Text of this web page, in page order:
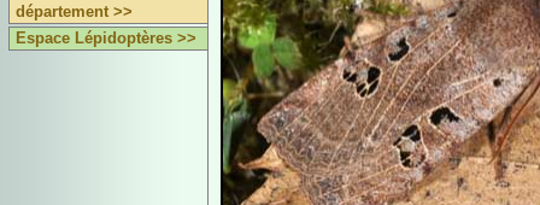
département >>
Espace Lépidoptères >>